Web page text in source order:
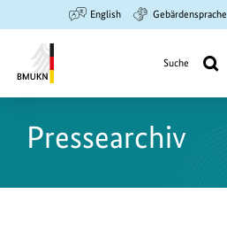
Hauptinhalt
springen
Suche
springen
Hauptnavigation
springen
English Gebärdensprache
Umwelt,
Suche
Pressearchiv